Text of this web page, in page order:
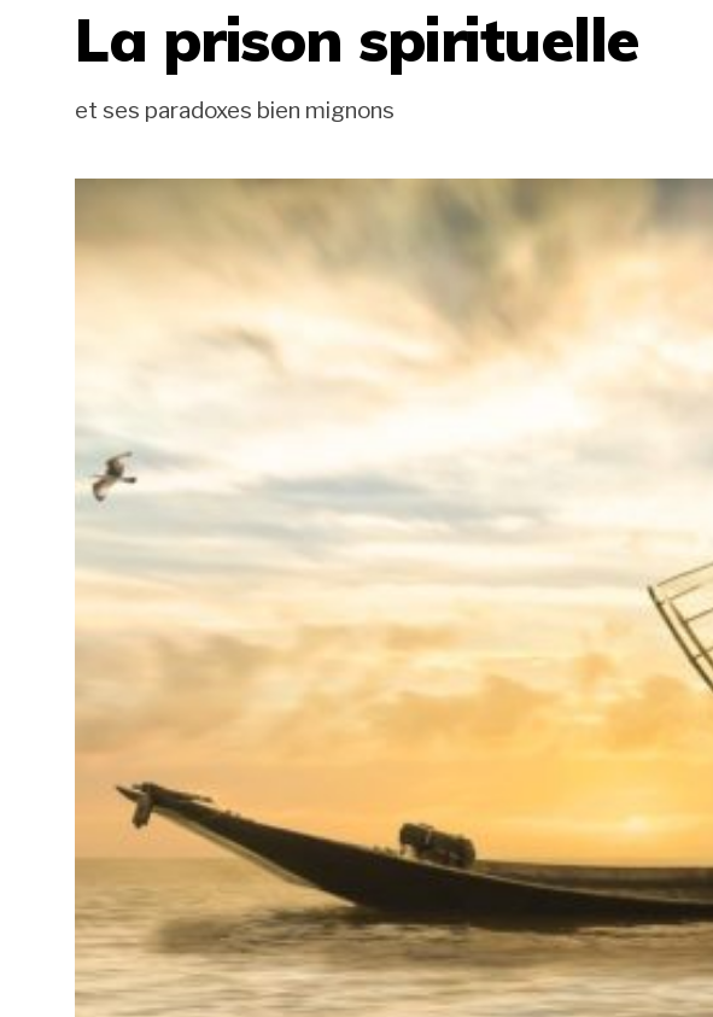
La prison spirituelle
et ses paradoxes bien mignons